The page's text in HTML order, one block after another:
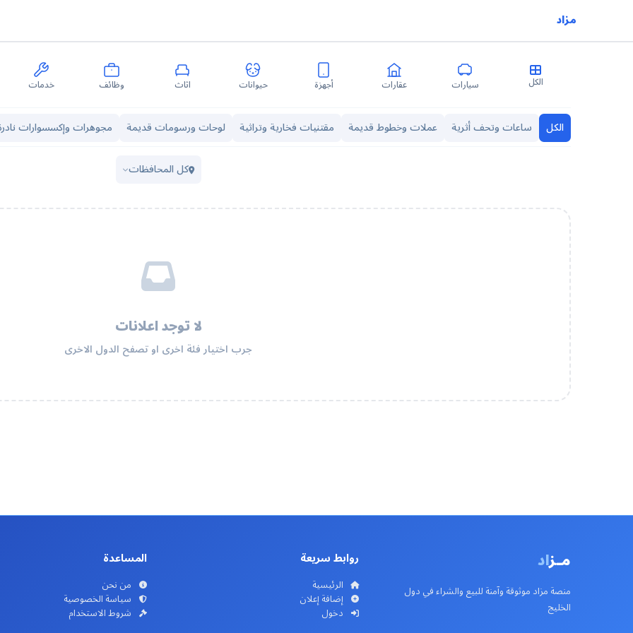
مزاد
الكل سيارات عقارات أجهزة حيوانات اثاث وظائف خدمات
الكل ساعات وتحف أثرية عملات وخطوط قديمة مقتنيات فخارية وتراثية لوحات ورسومات قديمة مجوهرات وإكسسوارات
كل المحافظات
لا توجد اعلانات
جرب اختيار فئة اخرى او تصفح الدول الاخرى
مـزاد
منصة مزاد موثوقة وآمنة للبيع والشراء في دول
الخليج
روابط سريعة
الرئيسية
إضافة إعلان
دخول
المساعدة
من نحن
سياسة الخصوصية
شروط الاستخدام